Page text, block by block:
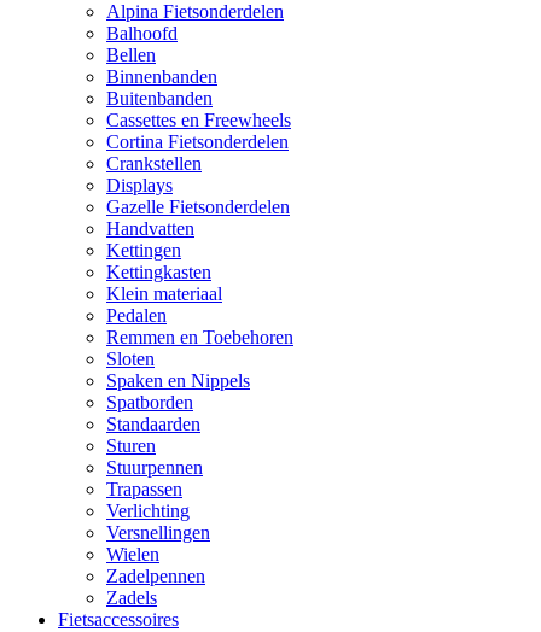
Alpina Fietsonderdelen
Balhoofd
Bellen
Binnenbanden
Buitenbanden
Cassettes en Freewheels
Cortina Fietsonderdelen
Crankstellen
Displays
Gazelle Fietsonderdelen
Handvatten
Kettingen
Kettingkasten
Klein materiaal
Pedalen
Remmen en Toebehoren
Sloten
Spaken en Nippels
Spatborden
Standaarden
Sturen
Stuurpennen
Trapassen
Verlichting
Versnellingen
Wielen
Zadelpennen
Zadels
Fietsaccessoires